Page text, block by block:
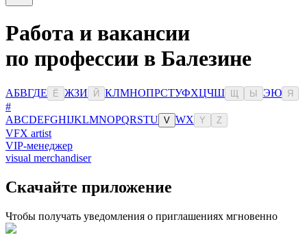
Работа и вакансии
по профессии в Балезине
АБВГДЕ Ё ЖЗИ Й КЛМНОПРСТУФХЦЧШ Ы ЭЮ Я
#
ABCDEFGHIJKLMNOPQRSTU V WX Y Z
VFX artist
VIP-менеджер
visual merchandiser
Скачайте приложение
Чтобы получать уведомления о приглашениях мгновенно